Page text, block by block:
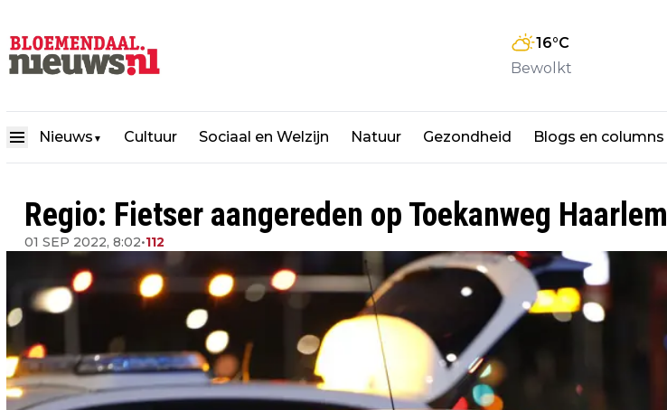
16°C
Bewolkt
Nieuws ▼ Cultuur Sociaal en Welzijn Natuur Gezondheid Blogs en columns
Regio: Fietser aangereden op Toekanweg Haarlem
01 SEP 2022, 8:02•112